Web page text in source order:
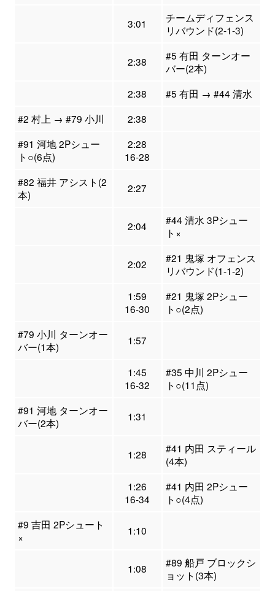
3:01
チームディフェンス
リバウンド(2-1-3)
2:38
#5 有田 ターンオー
バー(2本)
2:38
#5 有田 → #44 清水
#2 村上 → #79 小川
2:38
#91 河地 2Pシュー
ト○(6点)
2:28
16-28
#82 福井 アシスト(2
本)
2:27
2:04
#44 清水 3Pシュー
ト×
2:02
#21 鬼塚 オフェンス
リバウンド(1-1-2)
1:59
16-30
#21 鬼塚 2Pシュー
ト○(2点)
#79 小川 ターンオー
バー(1本)
1:57
1:45
16-32
#35 中川 2Pシュー
ト○(11点)
#91 河地 ターンオー
バー(2本)
1:31
1:28
#41 内田 スティール
(4本)
1:26
16-34
#41 内田 2Pシュー
ト○(4点)
#9 吉田 2Pシュート
×
1:10
1:08
#89 船戸 ブロックシ
ョット(3本)